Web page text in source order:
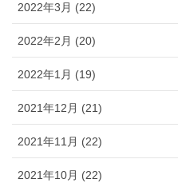
2022年3月 (22)
2022年2月 (20)
2022年1月 (19)
2021年12月 (21)
2021年11月 (22)
2021年10月 (22)